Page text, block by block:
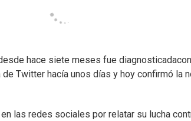
hace siete meses fue
Twitter hacía unos días y hoy confirmó la
las redes sociales por relatar su lucha